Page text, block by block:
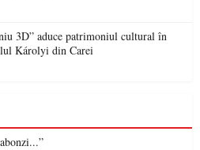
3D” aduce patrimoniul cultural în
Károlyi din Carei